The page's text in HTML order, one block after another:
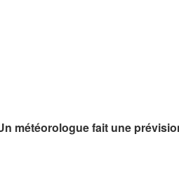
météorologue fait une